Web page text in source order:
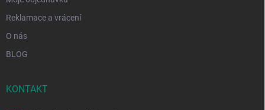
Reklamace a vrácení
O nás
BLOG
KONTAKT